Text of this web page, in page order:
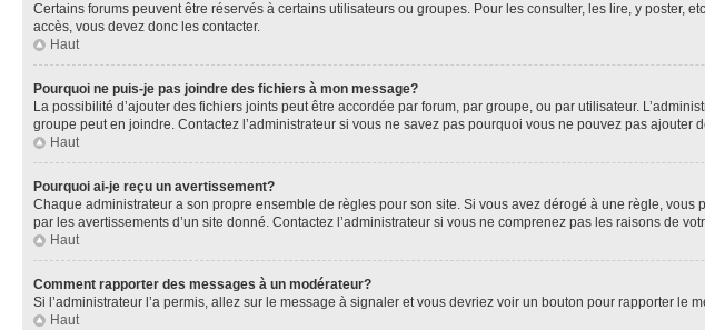
Certains forums peuvent être réservés à certains utilisateurs ou groupes. Pour les consulter, les lire, y
accès, vous devez donc les contacter.
Haut
Pourquoi ne puis-je pas joindre des fichiers à mon message?
La possibilité d’ajouter des fichiers joints peut être accordée par forum, par groupe, ou par utilisateur.
groupe peut en joindre. Contactez l’administrateur si vous ne savez pas pourquoi vous ne pouvez pas ajouter
Haut
Pourquoi ai-je reçu un avertissement?
Chaque administrateur a son propre ensemble de règles pour son site. Si vous avez dérogé à une règle,
par les avertissements d’un site donné. Contactez l’administrateur si vous ne comprenez pas les raisons de
Haut
Comment rapporter des messages à un modérateur?
Si l’administrateur l’a permis, allez sur le message à signaler et vous devriez voir un bouton pour rapporter
Haut